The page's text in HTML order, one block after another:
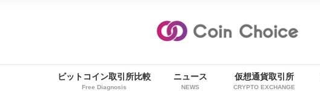
ビットコイン取引所比較
Free Diagnosis
ニュース
NEWS
仮想通貨取引所
CRYPTO EXCHANGE